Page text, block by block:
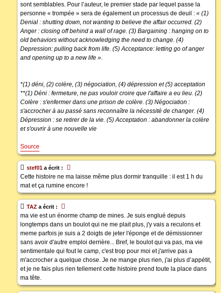
sont semblables. Pour l’auteur, le premier stade par lequel passe la
personne « trompée » sera de également un processus de deuil : « (1)
Denial : shutting down, not wanting to believe the affair occurred. (2)
Anger : closing off behind a wall of rage. (3) Bargaining : hanging on to
old behaviors without acknowledging the need to change. (4)
Depression: pulling back from life. (5) Acceptance: letting go of anger
and opening up to a new life ».
*(1) déni, (2) colère, (3) négociation, (4) dépression et (5) acceptation
**(1) Déni : fermeture, ne pas vouloir croire que l'affaire a eu lieu. (2)
Colère : s'enfermer dans une prison de colère. (3) Négociation :
s'accrocher à au passé sans reconnaître la nécessité de changer. (4)
Dépression : se retirer de la vie. (5) Acceptation : abandonner la colère
et s'ouvrir à une nouvelle vie
Source
stef01 a écrit :
Cette histoire ne ma laisse même plus dormir tranquille : il est 1 h du
mat et ça rumine encore !
TAZ a écrit :
ma vie est un énorme champ de mines. Je suis englué depuis
longtemps dans un boulot qui ne me plait plus, j'y vais a reculons et
meme parfois je suis a 2 doigts de jeter l'éponge et de démissionner
sans avoir d'autre emploi derrière... Bref, le boulot qui va pas, ma vie
sentimentale qui fout le camp, c'est trop pour moi et j'arrive pas a
m'accrocher a quelque chose. Je ne mange plus rien, j'ai plus d’appétit,
et je ne fais plus rien tellement cette histoire prend toute la place dans
ma tête.